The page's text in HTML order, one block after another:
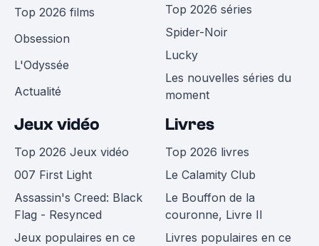
Top 2026 films
Obsession
L'Odyssée
Actualité
Top 2026 séries
Spider-Noir
Lucky
Les nouvelles séries du
moment
Jeux vidéo
Top 2026 Jeux vidéo
007 First Light
Assassin's Creed: Black
Flag - Resynced
Jeux populaires en ce
Livres
Top 2026 livres
Le Calamity Club
Le Bouffon de la
couronne, Livre II
Livres populaires en ce